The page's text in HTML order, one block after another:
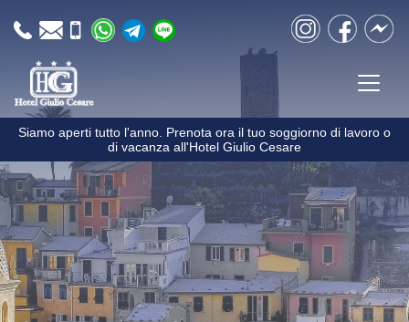
InstagramFacebook
Siamo aperti tutto l'anno. Prenota ora il tuo soggiorno di lavoro o
di vacanza all'Hotel Giulio Cesare